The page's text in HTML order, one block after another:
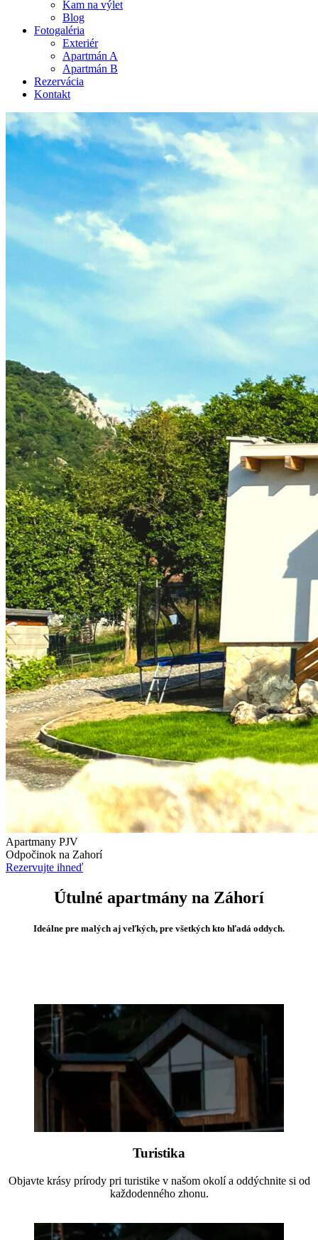
Kam na výlet
Blog
Fotogaléria
Exteriér
Apartmán A
Apartmán B
Rezervácia
Kontakt
Apartmany PJV
Odpočinok na Zahorí
Rezervujte ihneď
Útulné apartmány na Záhorí
Ideálne pre malých aj veľkých, pre všetkých kto hľadá oddych.
Turistika
Objavte krásy prírody pri turistike v našom okolí a oddýchnite si od
každodenného zhonu.